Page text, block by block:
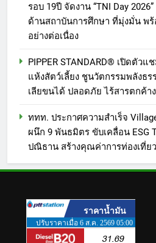
รอบ 19ปี จัดงาน “TNI Day
ด้านสถาบันการศึกษา ที่มุ่งมั่น พ
อย่างต่อเนื่อง
PIPPER STANDARD® เปิดตัว
แห้งสัตว์เลี้ยง ชูนวัตกรรมพลังธร
เลียขนได้ ปลอดภัย ไร้สารตกค้าง
ททท. ประกาศความสำเร็จ
ผนึก 9 พันธมิตร ขับเคลื่อน ESG
ปณิธาน สร้างคุณค่าการท่องเที่ย